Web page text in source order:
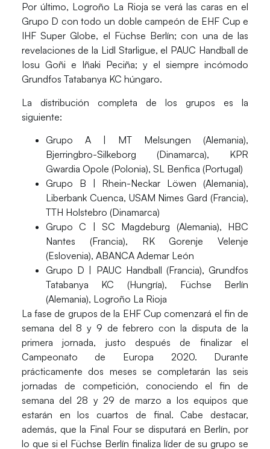
Por último, Logroño La Rioja se verá las caras en el
Grupo D con todo un doble campeón de EHF Cup e
IHF Super Globe, el Füchse Berlín; con una de las
revelaciones de la Lidl Starligue, el PAUC Handball de
Iosu Goñi e Iñaki Peciña; y el siempre incómodo
Grundfos Tatabanya KC húngaro.
La distribución completa de los grupos es la
siguiente:
Grupo A |
MT Melsungen (Alemania),
Bjerringbro-Silkeborg (Dinamarca), KPR
Gwardia Opole (Polonia), SL Benfica (Portugal)
Grupo B | Rhein-Neckar Löwen (Alemania),
Liberbank Cuenca, USAM Nimes Gard (Francia),
TTH Holstebro (Dinamarca)
Grupo C | SC Magdeburg (Alemania), HBC
Nantes (Francia), RK Gorenje Velenje
(Eslovenia), ABANCA Ademar León
Grupo D | PAUC Handball (Francia), Grundfos
Tatabanya KC (Hungría), Füchse Berlín
(Alemania), Logroño La Rioja
La fase de grupos de la EHF Cupcomenzará el fin de
semana del8 y 9 de febrero con la disputa de la
primera jornada, justo después de finalizar el
Campeonato de Europa 2020. Durante
prácticamente dos meses se completarán las seis
jornadas de competición, conociendo el fin de
semana del 28 y 29 de marzo a los equipos que
estarán en los cuartos de final. Cabe destacar,
además, que la Final Four se disputará en Berlín, por
lo que si el Füchse Berlín finaliza líder de su grupo se